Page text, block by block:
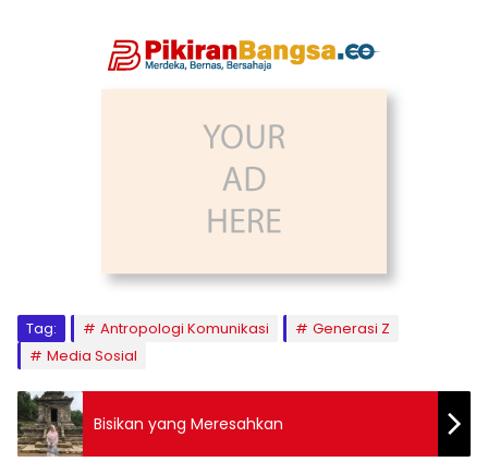
Tag: Antropologi Komunikasi
Generasi Z
Media Sosial
Bisikan yang Meresahkan